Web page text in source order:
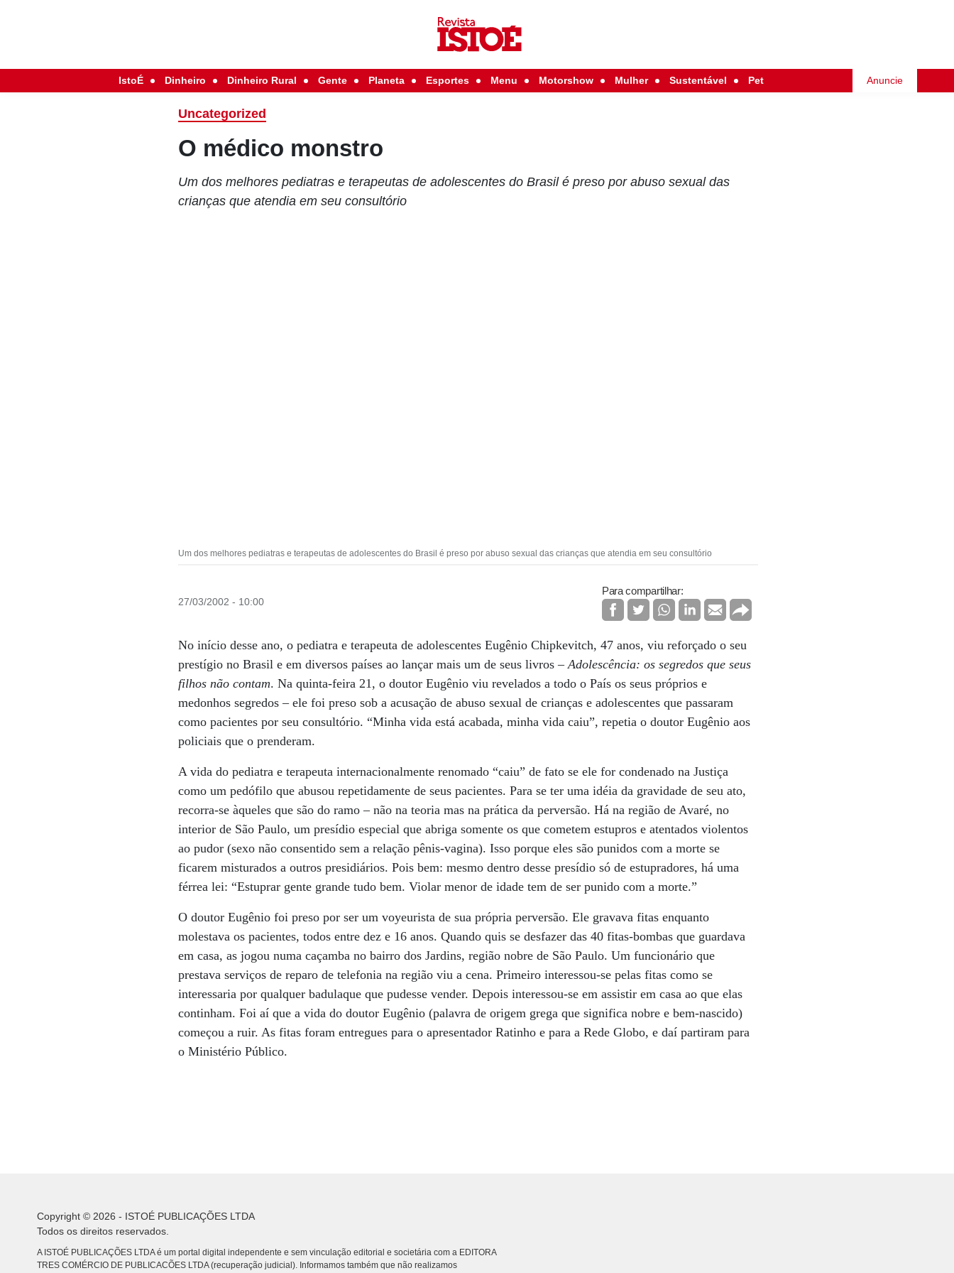
IstoÉ Dinheiro Dinheiro Rural Gente Planeta Esportes Menu Motorshow Mulher Sustentável Pet Anuncie
Uncategorized
O médico monstro
Um dos melhores pediatras e terapeutas de adolescentes do Brasil é preso por abuso sexual das
crianças que atendia em seu consultório
Um dos melhores pediatras e terapeutas de adolescentes do Brasil é preso por abuso sexual das crianças que atendia em seu consultório
27/03/2002 - 10:00
Para compartilhar:
No início desse ano, o pediatra e terapeuta de adolescentes Eugênio Chipkevitch, 47 anos, viu reforçado o seu
prestígio no Brasil e em diversos países ao lançar mais um de seus livros –Adolescência: os segredos que seus
filhos não contam. Na quinta-feira 21, o doutor Eugênio viu revelados a todo o País os seus próprios e
medonhos segredos – ele foi preso sob a acusação de abuso sexual de crianças e adolescentes que passaram
como pacientes por seu consultório. “Minha vida está acabada, minha vida caiu”, repetia o doutor Eugênio aos
policiais que o prenderam.
A vida do pediatra e terapeuta internacionalmente renomado “caiu” de fato se ele for condenado na Justiça
como um pedófilo que abusou repetidamente de seus pacientes. Para se ter uma idéia da gravidade de seu ato,
recorra-se àqueles que são do ramo – não na teoria mas na prática da perversão. Há na região de Avaré, no
interior de São Paulo, um presídio especial que abriga somente os que cometem estupros e atentados violentos
ao pudor (sexo não consentido sem a relação pênis-vagina). Isso porque eles são punidos com a morte se
ficarem misturados a outros presidiários. Pois bem: mesmo dentro desse presídio só de estupradores, há uma
férrea lei: “Estuprar gente grande tudo bem. Violar menor de idade tem de ser punido com a morte.”
O doutor Eugênio foi preso por ser um voyeurista de sua própria perversão. Ele gravava fitas enquanto
molestava os pacientes, todos entre dez e 16 anos. Quando quis se desfazer das 40 fitas-bombas que guardava
em casa, as jogou numa caçamba no bairro dos Jardins, região nobre de São Paulo. Um funcionário que
prestava serviços de reparo de telefonia na região viu a cena. Primeiro interessou-se pelas fitas como se
interessaria por qualquer badulaque que pudesse vender. Depois interessou-se em assistir em casa ao que elas
continham. Foi aí que a vida do doutor Eugênio (palavra de origem grega que significa nobre e bem-nascido)
começou a ruir. As fitas foram entregues para o apresentador Ratinho e para a Rede Globo, e daí partiram para
o Ministério Público.
Copyright © 2026 - ISTOÉ PUBLICAÇÕES LTDA
Todos os direitos reservados.
A ISTOÉ PUBLICAÇÕES LTDA é um portal digital independente e sem vinculação editorial e societária com a EDITORA
TRES COMÉRCIO DE PUBLICACÕES LTDA (recuperação judicial). Informamos também que não realizamos